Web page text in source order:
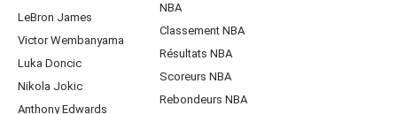
LeBron James
Victor Wembanyama
Luka Doncic
Nikola Jokic
Anthony Edwards
NBA
Classement NBA
Résultats NBA
Scoreurs NBA
Rebondeurs NBA